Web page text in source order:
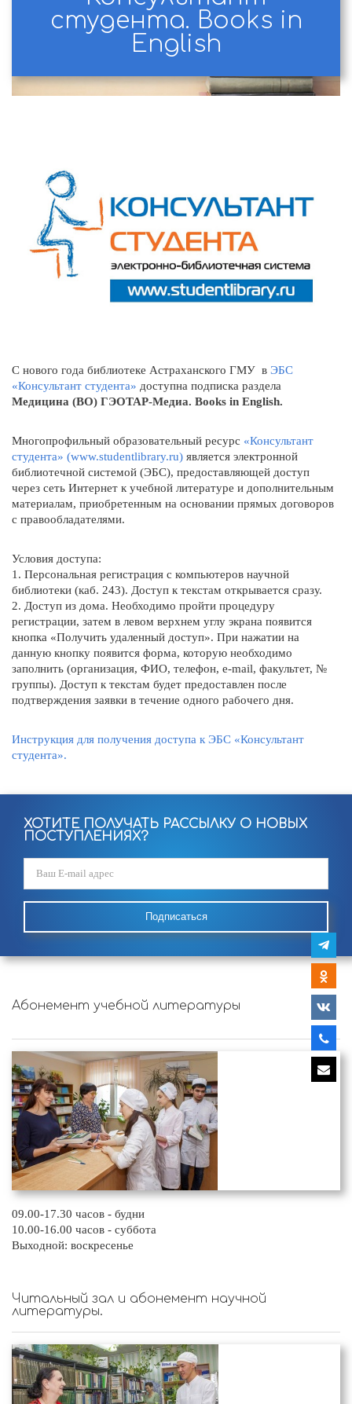
студента. Books in
English
С нового года библиотеке Астраханского ГМУ в ЭБС
«Консультант студента» доступна подписка раздела
Медицина (ВО) ГЭОТАР-Медиа. Books in English.
Многопрофильный образовательный ресурс «Консультант
студента» (www.studentlibrary.ru) является электронной
библиотечной системой (ЭБС), предоставляющей доступ
через сеть Интернет к учебной литературе и дополнительным
материалам, приобретенным на основании прямых договоров
с правообладателями.
Условия доступа:
1. Персональная регистрация с компьютеров научной
библиотеки (каб. 243). Доступ к текстам открывается сразу.
2. Доступ из дома. Необходимо пройти процедуру
регистрации, затем в левом верхнем углу экрана появится
кнопка «Получить удаленный доступ». При нажатии на
данную кнопку появится форма, которую необходимо
заполнить (организация, ФИО, телефон, e-mail, факультет, №
группы). Доступ к текстам будет предоставлен после
подтверждения заявки в течение одного рабочего дня.
Инструкция для получения доступа к ЭБС «Консультант
студента».
ХОТИТЕ ПОЛУЧАТЬ РАССЫЛКУ О НОВЫХ
ПОСТУПЛЕНИЯХ?
Подписаться
Абонемент учебной литературы
09.00-17.30 часов - будни
10.00-16.00 часов - суббота
Выходной: воскресенье
Читальный зал и абонемент научной
литературы.